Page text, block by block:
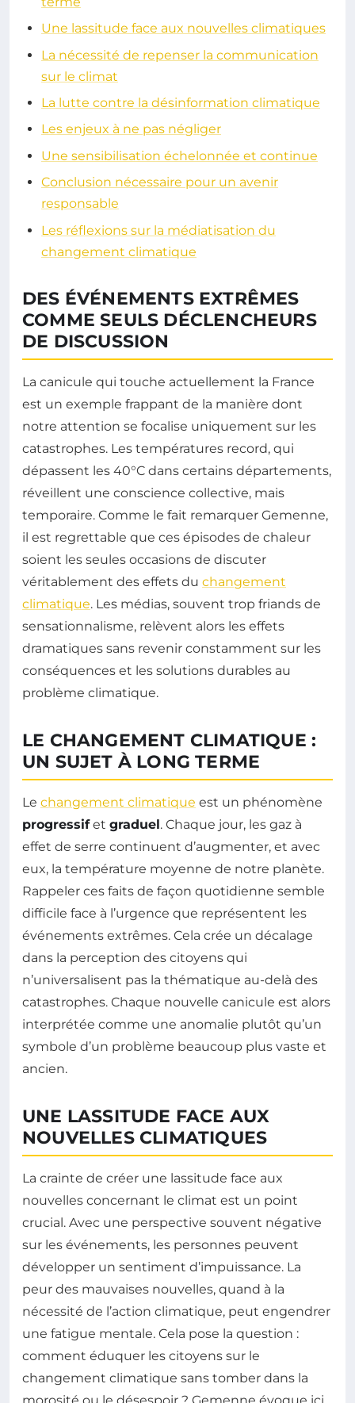
Une lassitude face aux nouvelles climatiques
La nécessité de repenser la communication
sur le climat
La lutte contre la désinformation climatique
Les enjeux à ne pas négliger
Une sensibilisation échelonnée et continue
Conclusion nécessaire pour un avenir
responsable
Les réflexions sur la médiatisation du
changement climatique
DES ÉVÉNEMENTS EXTRÊMES
COMME SEULS DÉCLENCHEURS
DE DISCUSSION
La canicule qui touche actuellement la France
est un exemple frappant de la manière dont
notre attention se focalise uniquement sur les
catastrophes. Les températures record, qui
dépassent les 40°C dans certains départements,
réveillent une conscience collective, mais
temporaire. Comme le fait remarquer Gemenne,
il est regrettable que ces épisodes de chaleur
soient les seules occasions de discuter
véritablement des effets du changement
climatique. Les médias, souvent trop friands de
sensationnalisme, relèvent alors les effets
dramatiques sans revenir constamment sur les
conséquences et les solutions durables au
problème climatique.
LE CHANGEMENT CLIMATIQUE :
UN SUJET À LONG TERME
Le changement climatique est un phénomène
progressifet graduel. Chaque jour, les gaz à
effet de serre continuent d’augmenter, et avec
eux, la température moyenne de notre planète.
Rappeler ces faits de façon quotidienne semble
difficile face à l’urgence que représentent les
événements extrêmes. Cela crée un décalage
dans la perception des citoyens qui
n’universalisent pas la thématique au-delà des
catastrophes. Chaque nouvelle canicule est alors
interprétée comme une anomalie plutôt qu’un
symbole d’un problème beaucoup plus vaste et
ancien.
UNE LASSITUDE FACE AUX
NOUVELLES CLIMATIQUES
La crainte de créer une lassitude face aux
nouvelles concernant le climat est un point
crucial. Avec une perspective souvent négative
sur les événements, les personnes peuvent
développer un sentiment d’impuissance. La
peur des mauvaises nouvelles, quand à la
nécessité de l’action climatique, peut engendrer
une fatigue mentale. Cela pose la question :
comment éduquer les citoyens sur le
changement climatique sans tomber dans la
morosité ou le désespoir ? Gemenne évoque ici